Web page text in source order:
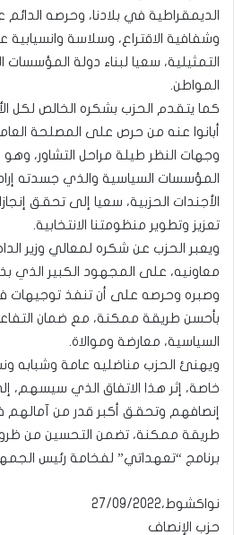
الديمقراطية في بلادنا، وحرصه
وشفافية الاقتراع، وسلاسة
التمثيلية، سعيا لبناء دولة المؤسسات
المواطن.
كما يتقدم الحزب بشكره الخالص لكل
أبانوا عنه من حرص على المصلحة
وجهات النظر طيلة مراحل التشاور،
المؤسسات السياسية والذي جسدته
الأجندات الحزبية، سعيا إلى تحقق
تعزيز وتطوير منظومتنا الانتخابية.
ويعبر الحزب عن شكره لمعالي وزير
معاونيه، على المجهود الكبير الذي
وصبره وحرصه على أن تنفذ توجيهات
بأحسن طريقة ممكنة، مع ضمان
السياسية، معارضة وموالاة.
ويهنئ الحزب مناضليه عامة وشبابه
خاصة، إثر هذا الاتفاق الذي سيسهم،
إنصافهم وتحقق أكبر قدر من آمالهم
طريقة ممكنة، تضمن التحسين من
برنامج “تعهداتي” لفخامة رئيس
نواكشوط،27/09/2022
حزب الإنصاف